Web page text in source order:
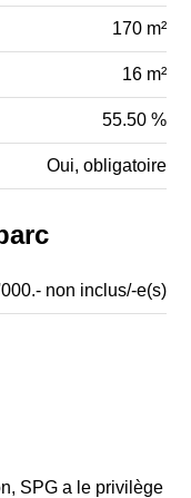
SPG a le privilège
170 m²
16 m²
55.50 %
Oui, obligatoire
non inclus/-e(s)